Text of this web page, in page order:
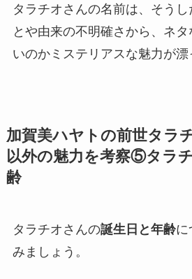
タラチオさんの名前は、そう
とや由来の不明確さから、ネ
いのかミステリアスな魅力が漂
加賀美ハヤトの前世タラ
以外の魅力を考察⑤タラ
齢
タラチオさんの誕生日と年齢に
みましょう。